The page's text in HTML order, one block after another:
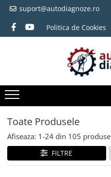
suport@autodiagnoze.ro
Politica de Cookies
Toate Produsele
Afiseaza: 1-24 din 105 produse
FILTRE